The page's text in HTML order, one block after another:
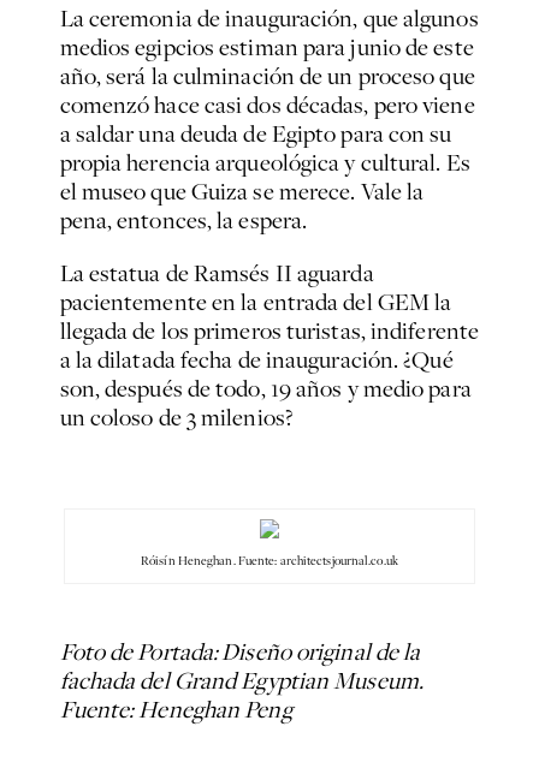
La ceremonia de inauguración, que algunos
medios egipcios estiman para junio de este
año, será la culminación de un proceso que
comenzó hace casi dos décadas, pero viene
a saldar una deuda de Egipto para con su
propia herencia arqueológica y cultural. Es
el museo que Guiza se merece. Vale la
pena, entonces, la espera.
La estatua de Ramsés II aguarda
pacientemente en la entrada del GEM la
llegada de los primeros turistas, indiferente
a la dilatada fecha de inauguración. ¿Qué
son, después de todo, 19 años y medio para
un coloso de 3 milenios?
Róisín Heneghan. Fuente: architectsjournal.co.uk
Foto de Portada: Diseño original de la
fachada del Grand Egyptian Museum.
Fuente: Heneghan Peng